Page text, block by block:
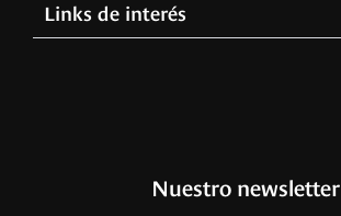
Links de interés
Nuestro newsletter